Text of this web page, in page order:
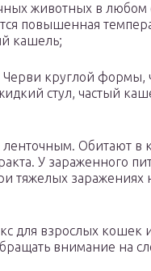
животных в любом
повышенная
кашель;
круглой формы,
стул, частый
ленточным. Обитают в
У зараженного
тяжелых
для взрослых кошек
внимание на